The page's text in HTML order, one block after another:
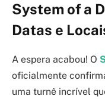
System of a
Datas e
A espera acabou! O
oficialmente
uma turnê incrível